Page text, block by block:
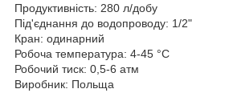
Продуктивність: 280 л/добу
Під'єднання до водопроводу: 1/2"
Кран: одинарний
Робоча температура: 4-45 °С
Робочий тиск: 0,5-6 атм
Виробник: Польща